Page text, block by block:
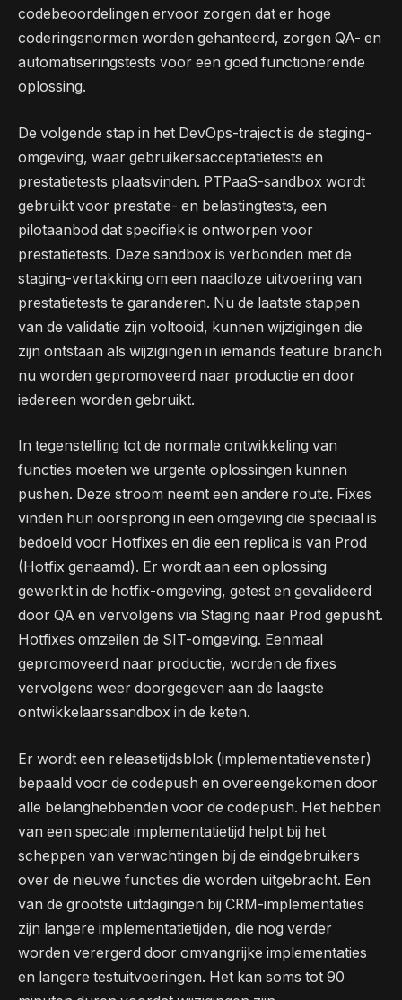
codebeoordelingen ervoor zorgen dat er hoge
coderingsnormen worden gehanteerd, zorgen QA- en
automatiseringstests voor een goed functionerende
oplossing.
De volgende stap in het DevOps-traject is de staging-
omgeving, waar gebruikersacceptatietests en
prestatietests plaatsvinden. PTPaaS-sandbox wordt
gebruikt voor prestatie- en belastingtests, een
pilotaanbod dat specifiek is ontworpen voor
prestatietests. Deze sandbox is verbonden met de
staging-vertakking om een ​​naadloze uitvoering van
prestatietests te garanderen. Nu de laatste stappen
van de validatie zijn voltooid, kunnen wijzigingen die
zijn ontstaan ​​als wijzigingen in iemands feature branch
nu worden gepromoveerd naar productie en door
iedereen worden gebruikt.
In tegenstelling tot de normale ontwikkeling van
functies moeten we urgente oplossingen kunnen
pushen. Deze stroom neemt een andere route. Fixes
vinden hun oorsprong in een omgeving die speciaal is
bedoeld voor Hotfixes en die een replica is van Prod
(Hotfix genaamd). Er wordt aan een oplossing
gewerkt in de hotfix-omgeving, getest en gevalideerd
door QA en vervolgens via Staging naar Prod gepusht.
Hotfixes omzeilen de SIT-omgeving. Eenmaal
gepromoveerd naar productie, worden de fixes
vervolgens weer doorgegeven aan de laagste
ontwikkelaarssandbox in de keten.
Er wordt een releasetijdsblok (implementatievenster)
bepaald voor de codepush en overeengekomen door
alle belanghebbenden voor de codepush. Het hebben
van een speciale implementatietijd helpt bij het
scheppen van verwachtingen bij de eindgebruikers
over de nieuwe functies die worden uitgebracht. Een
van de grootste uitdagingen bij CRM-implementaties
zijn langere implementatietijden, die nog verder
worden verergerd door omvangrijke implementaties
en langere testuitvoeringen. Het kan soms tot 90